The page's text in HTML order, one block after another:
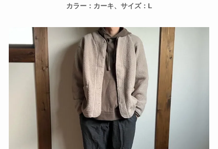
カラー：カーキ、サイズ：L